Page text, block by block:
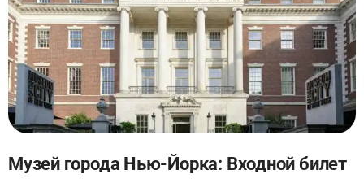
Музей города Нью-Йорка: Входной билет